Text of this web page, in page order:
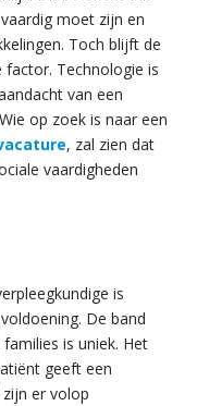
moet zijn en
Toch blijft de
Technologie is
van een
op zoek is naar een
, zal zien dat
vaardigheden
is
De band
is uniek. Het
geeft een
er volop